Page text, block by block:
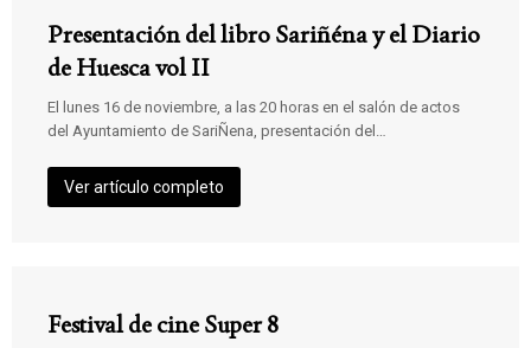
Presentación del libro Sariñéna y el Diario
de Huesca vol II
El lunes 16 de noviembre, a las 20 horas en el salón de actos
del Ayuntamiento de SariÑena, presentación del…
Ver artículo completo
Festival de cine Super 8